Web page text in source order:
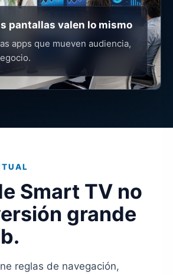
pantallas valen lo mismo
apps que mueven audiencia,
Smart TV no
grande
reglas de navegación,